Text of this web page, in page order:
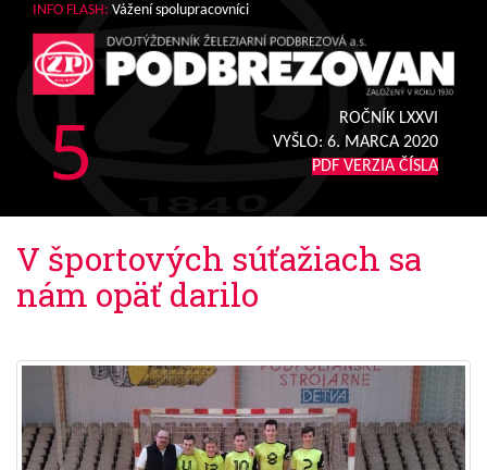
INFO FLASH: Vážení spolupracovníci
5
ROČNÍK LXXVI
VYŠLO: 6. MARCA 2020
PDF VERZIA ČÍSLA
V športových súťažiach sa
nám opäť darilo